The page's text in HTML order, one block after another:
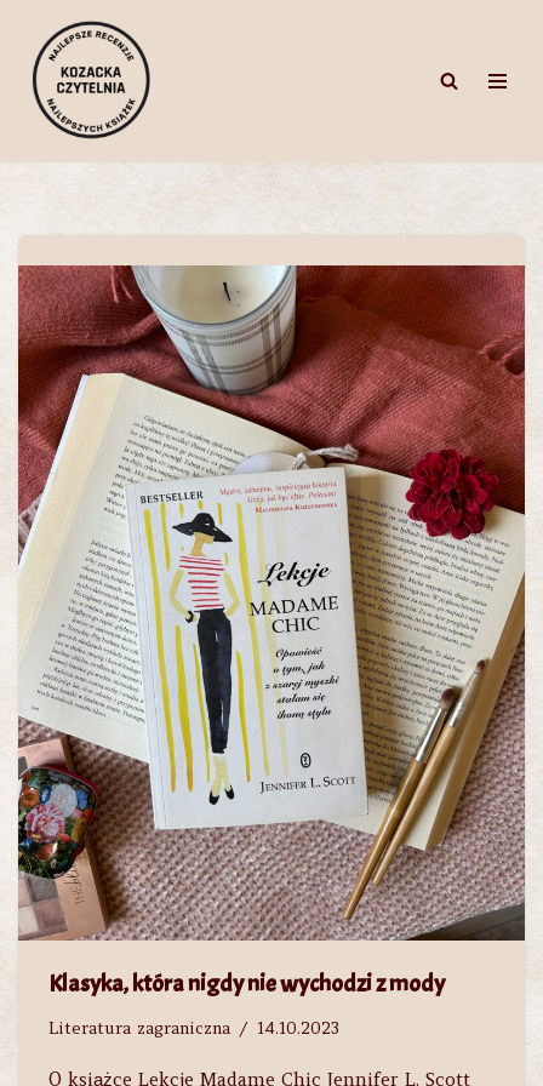
Przejdź
do
treści
Klasyka, która nigdy nie wychodzi z mody
Literatura zagraniczna 14.10.2023
O książce Lekcje Madame Chic Jennifer L. Scott